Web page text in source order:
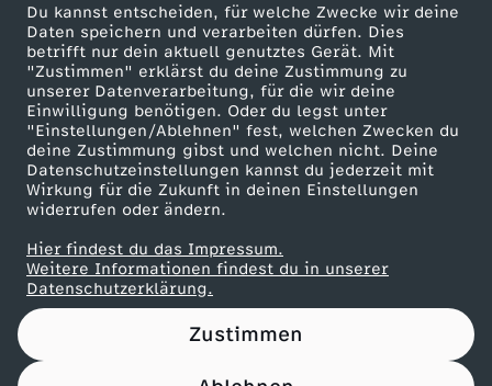
Du kannst entscheiden, für welche Zwecke wir deine
Daten speichern und verarbeiten dürfen. Dies
betrifft nur dein aktuell genutztes Gerät. Mit
"Zustimmen" erklärst du deine Zustimmung zu
unserer Datenverarbeitung, für die wir deine
Einwilligung benötigen. Oder du legst unter
"Einstellungen/Ablehnen" fest, welchen Zwecken du
deine Zustimmung gibst und welchen nicht. Deine
Datenschutzeinstellungen kannst du jederzeit mit
Wirkung für die Zukunft in deinen Einstellungen
widerrufen oder ändern.
Hier findest du das Impressum.
Weitere Informationen findest du in unserer
Datenschutzerklärung.
Zustimmen
S
t
a
f
f
e
ZDF goes Schule
Werbefernsehen
Mainzelmännchen
Partner